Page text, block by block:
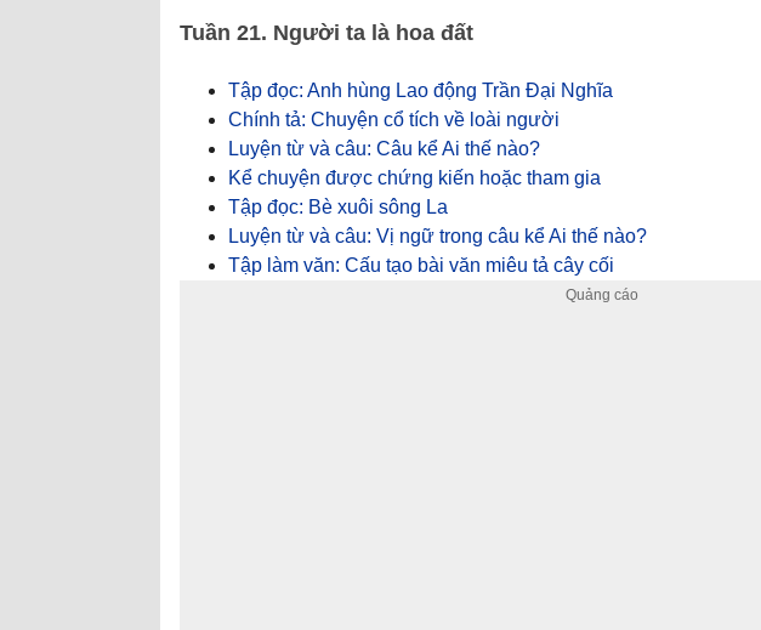
Tuần 21. Người ta là hoa đất
Tập đọc: Anh hùng Lao động Trần Đại Nghĩa
Chính tả: Chuyện cổ tích về loài người
Luyện từ và câu: Câu kể Ai thế nào?
Kể chuyện được chứng kiến hoặc tham gia
Tập đọc: Bè xuôi sông La
Luyện từ và câu: Vị ngữ trong câu kể Ai thế nào?
Tập làm văn: Cấu tạo bài văn miêu tả cây cối